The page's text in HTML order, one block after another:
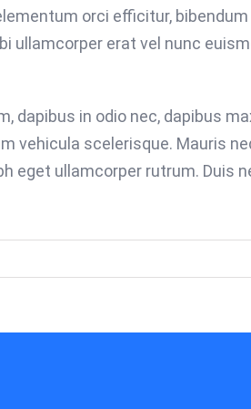
orci efficitur,
ullamcorper erat vel nunc
dapibus in odio nec, dapibus
vehicula scelerisque. Mauris
eget ullamcorper rutrum. Duis